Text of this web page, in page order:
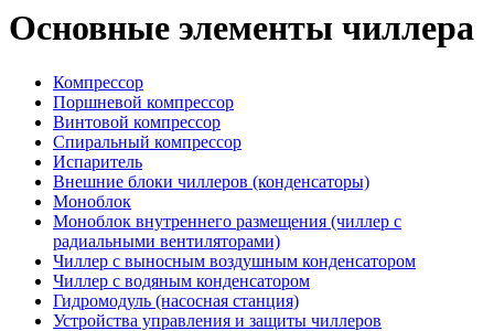
Основные элементы чиллера
Компрессор
Поршневой компрессор
Винтовой компрессор
Спиральный компрессор
Испаритель
Внешние блоки чиллеров (конденсаторы)
Моноблок
Моноблок внутреннего размещения (чиллер с
радиальными вентиляторами)
Чиллер с выносным воздушным конденсатором
Чиллер с водяным конденсатором
Гидромодуль (насосная станция)
Устройства управления и защиты чиллеров